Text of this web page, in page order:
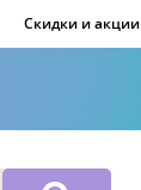
Скидки и акции